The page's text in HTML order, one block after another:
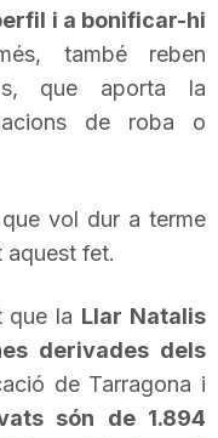
i a bonificar-hi
també reben
que aporta la
de roba o
vol dur a terme
aquest fet.
que la Llar Natalis
derivades dels
de Tarragona i
són de 1.894